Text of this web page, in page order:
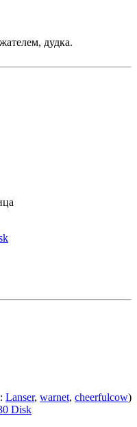
дудка.
Lanser, warnet, cheerfulcow)
Disk